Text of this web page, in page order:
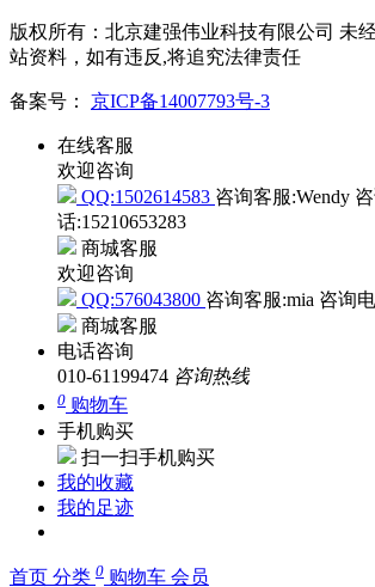
版权所有：北京建强伟业科技有限公司 未
站资料，如有违反,将追究法律责任
备案号： 京ICP备14007793号-3
在线客服
欢迎咨询
QQ:1502614583 咨询客服:Wendy
话:15210653283
商城客服
欢迎咨询
QQ:576043800 咨询客服:mia 咨询
商城客服
电话咨询
010-61199474 咨询热线
0 购物车
手机购买
扫一扫手机购买
我的收藏
我的足迹
首页 分类 0 购物车 会员